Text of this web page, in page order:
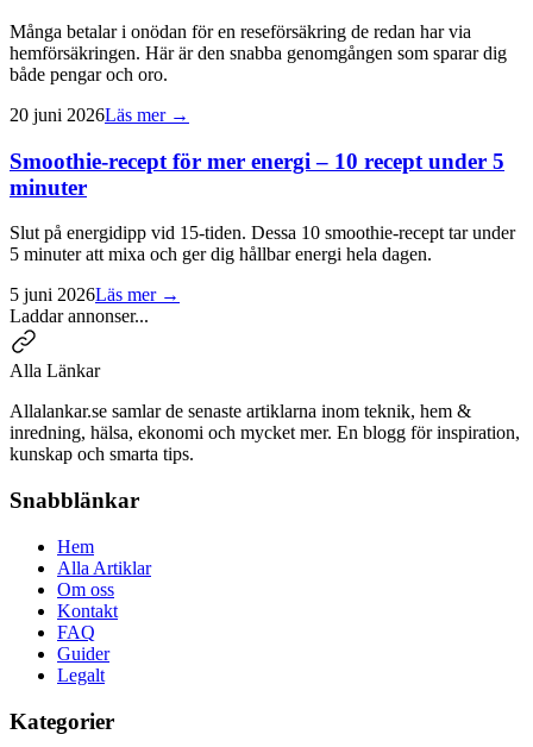
Många betalar i onödan för en reseförsäkring de redan har via
hemförsäkringen. Här är den snabba genomgången som sparar dig
både pengar och oro.
20 juni 2026Läs mer →
Smoothie-recept för mer energi – 10 recept under 5
minuter
Slut på energidipp vid 15-tiden. Dessa 10 smoothie-recept tar under
5 minuter att mixa och ger dig hållbar energi hela dagen.
5 juni 2026Läs mer →
Laddar annonser...
Alla Länkar
Allalankar.se samlar de senaste artiklarna inom teknik, hem &
inredning, hälsa, ekonomi och mycket mer. En blogg för inspiration,
kunskap och smarta tips.
Snabblänkar
Hem
Alla Artiklar
Om oss
Kontakt
FAQ
Guider
Legalt
Kategorier